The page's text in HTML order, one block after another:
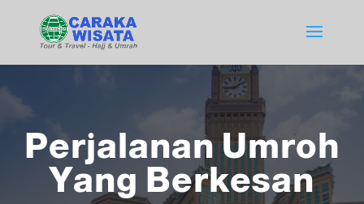
Perjalanan Umroh
Yang Berkesan